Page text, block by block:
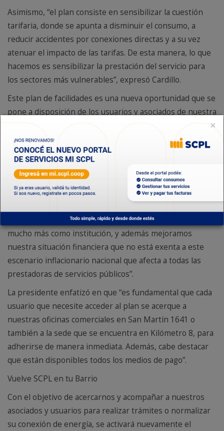
Asimismo, “el plan consiste en sensibilizar la cuestión
tarifaria, donde se apunta a disminuir el consumo, a
reducir accidentes por conexiones directas y a su vez
atenuar el impacto de las tarifas. De esta manera, lo que
hacemos es sensibilizar la prestación del servicio para
los sectores más vulnerables”, expresó Cardillo.
Este plan de facilidades es una nueva oportunidad que se
pone a disposición de los usuarios y asociados de nuestra
entidad, en un contexto económico y social complejo.
“Contemplamos la situación de cada familia que se atrasa
con el pago de sus servicios o le han retirado el medidor,
y queremos acompañarlos con estas medidas que
permiten a los usuarios ponerse al día y aliviar su
economía”, agregó. En ese sentido, Cardillo indicó que,
servicios de calidad a nuestros asociados. Crecemos
mucho más como institución, y además mejoramos
nuestra situación financiera que no está exenta a este
escenario inflacionario nacional que afecta a todas las
prestadoras de servicios públicos”.
La presidente enfatizó en que “es fundamental que cada
usuario que necesite acceder al plan se acerque a
nuestras oficinas comerciales en San Martín 1641 o
también a la sede que se encuentra en Kilómetro 8, para
adherirse de manera inmediata. Además, cabe destacar
que están disponibles todos los medios de pago”.
Vuelve SCPL en tu Barrio
Con el objetivo de acercarnos y acompañar a nuestros
asociados y usuarios para realizar trámites o normalizar
su conexión de energía, se activará nuevamente el
×